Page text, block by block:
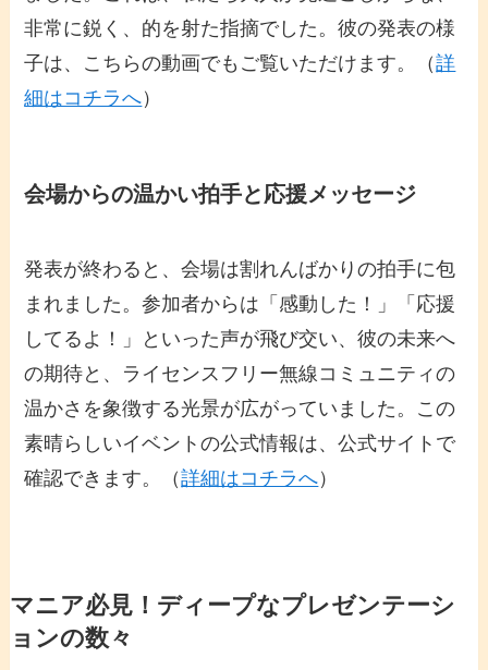
非常に鋭く、的を射た指摘でした。彼の発表の様
子は、こちらの動画でもご覧いただけます。（詳
細はコチラへ）
会場からの温かい拍手と応援メッセージ
発表が終わると、会場は割れんばかりの拍手に包
まれました。参加者からは「感動した！」「応援
してるよ！」といった声が飛び交い、彼の未来へ
の期待と、ライセンスフリー無線コミュニティの
温かさを象徴する光景が広がっていました。この
素晴らしいイベントの公式情報は、公式サイトで
確認できます。（詳細はコチラへ）
マニア必見！ディープなプレゼンテーシ
ョンの数々